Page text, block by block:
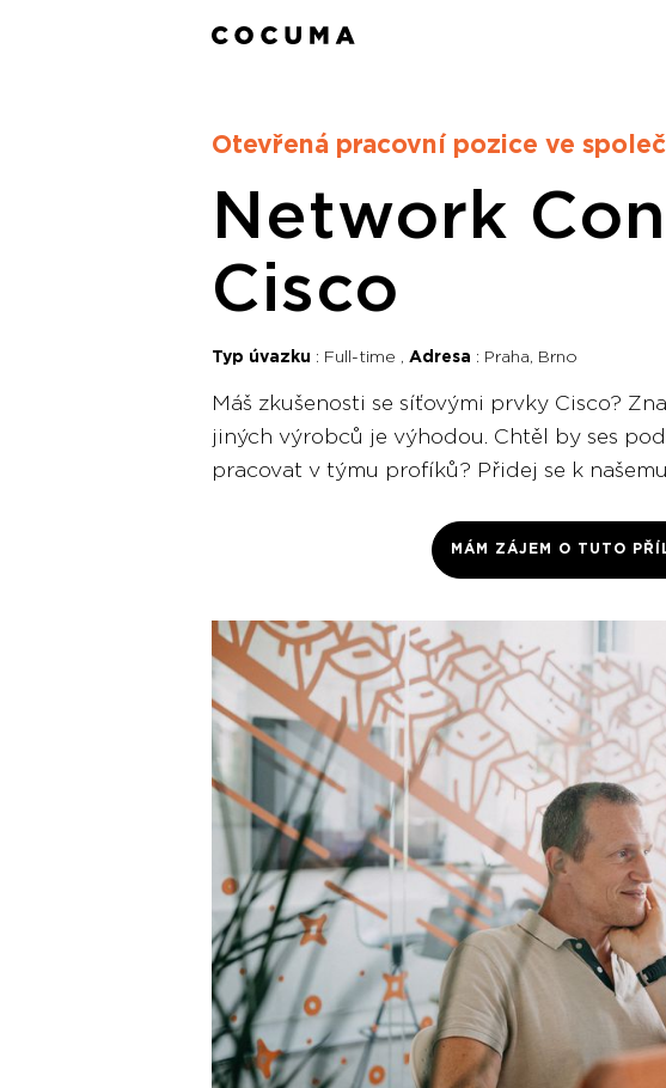
Otevřená pracovní pozice ve
Network
Cisco
Typ úvazku Full-time Adresa Praha, Brno
Máš zkušenosti se síťovými prvky Cisco?
jiných výrobců je výhodou. Chtěl by ses
pracovat v týmu profíků? Přidej se k
MÁM ZÁJEM O TUTO